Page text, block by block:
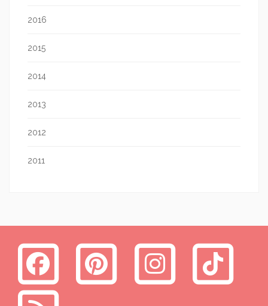
2016
2015
2014
2013
2012
2011